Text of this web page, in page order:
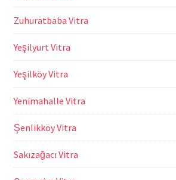
Zuhuratbaba Vitra
Yeşilyurt Vitra
Yeşilköy Vitra
Yenimahalle Vitra
Şenlikköy Vitra
Sakızağacı Vitra